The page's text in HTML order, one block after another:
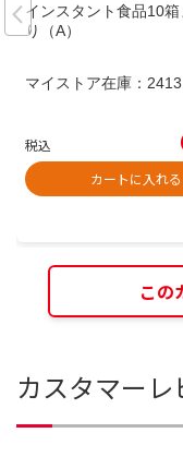
インスタント食品10
り（A）
マイストア在庫： 2413
税込
カートに入れる
この
カスタマーレ